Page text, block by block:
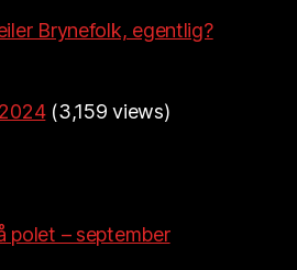
Brynefolk, egentlig?
(3,159 views)
polet – september